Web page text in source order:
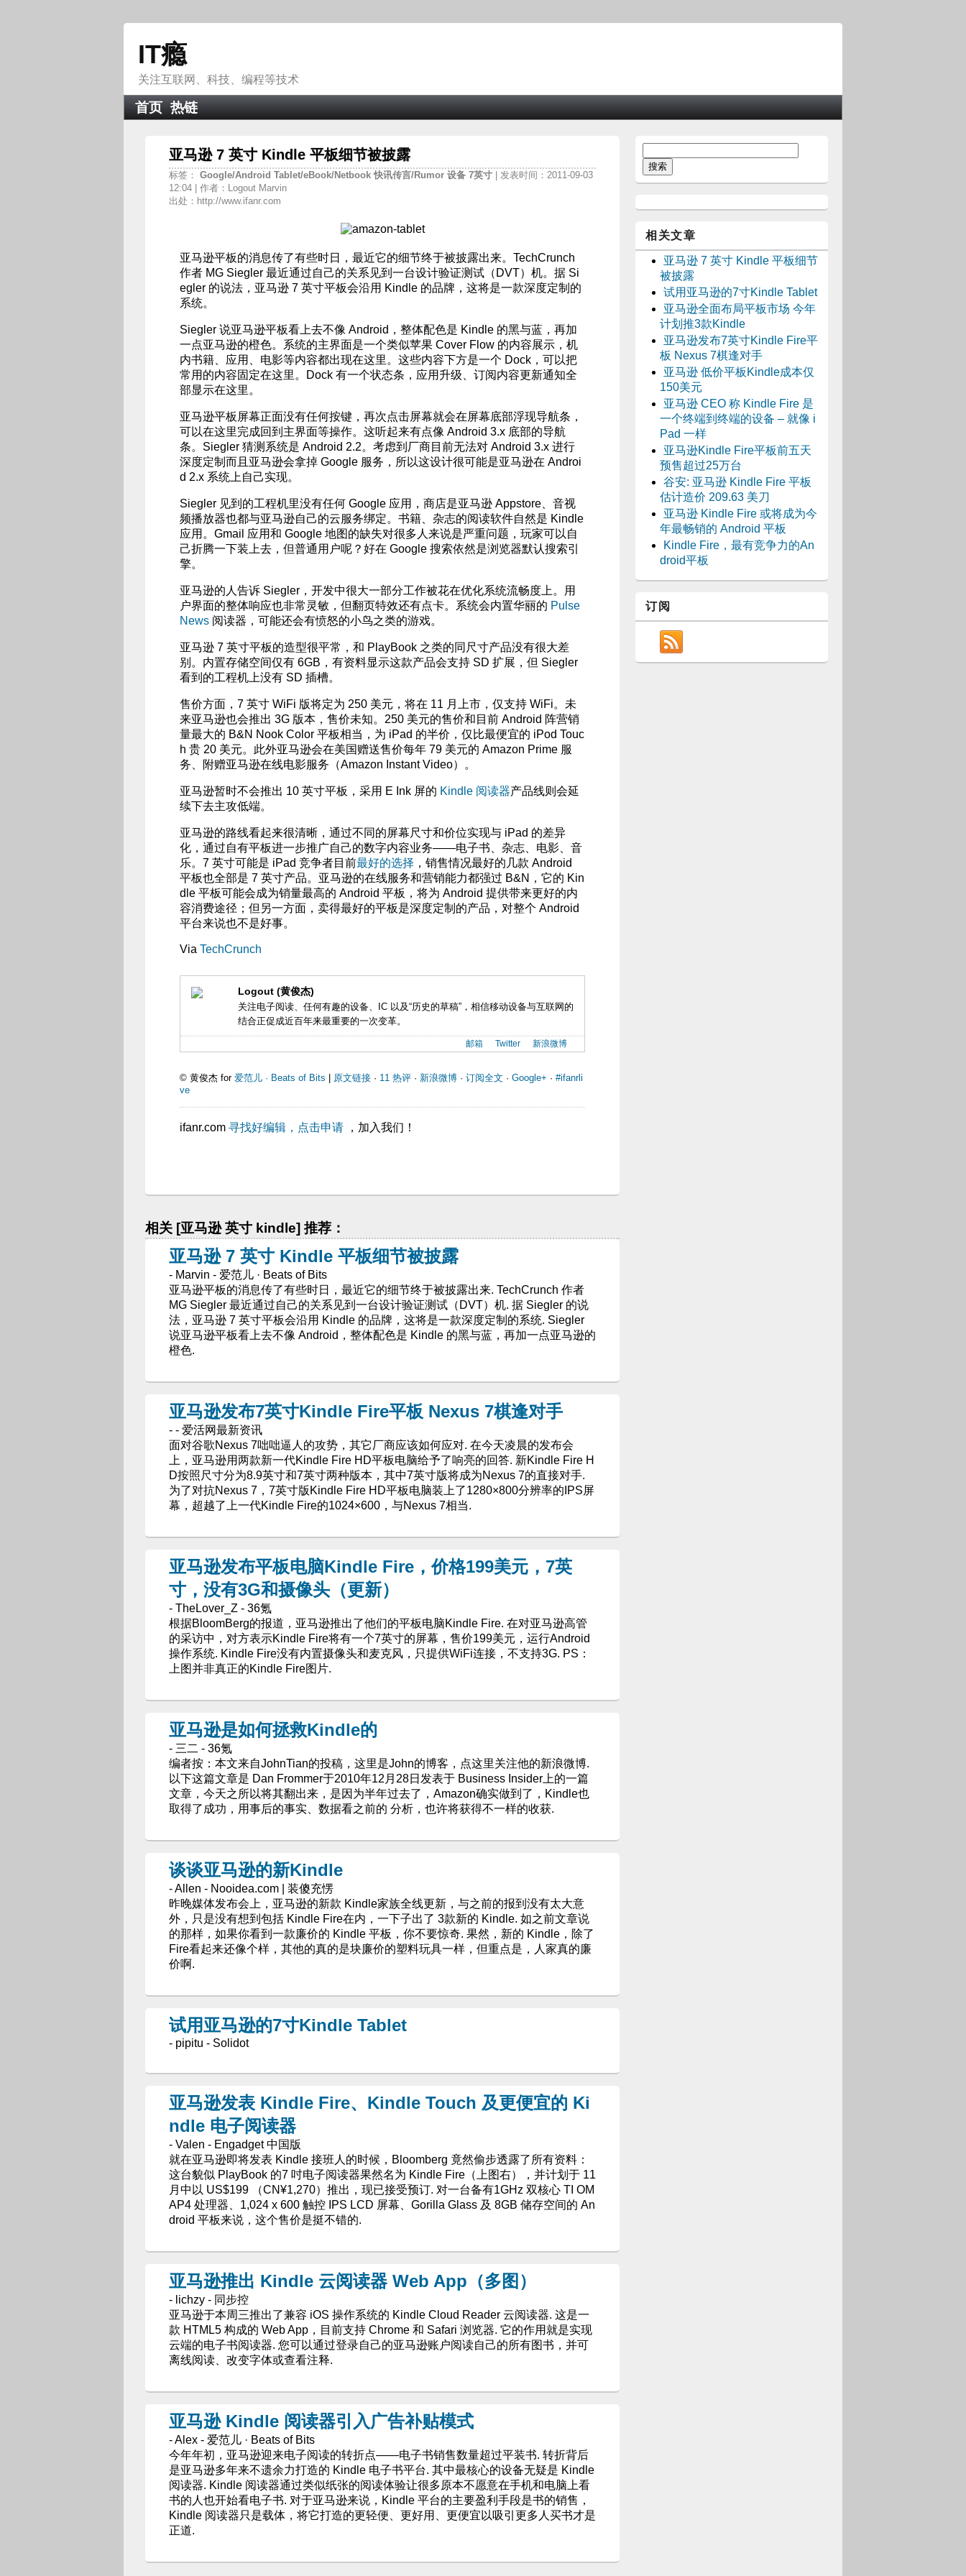
IT瘾
关注互联网、科技、编程等技术
首页 热链
亚马逊 7 英寸 Kindle 平板细节被披露
标签： Google/Android Tablet/eBook/Netbook快讯传言/Rumor 设备 7英寸
| 发表时间：2011-09-03
12:04 | 作者：Logout Marvin
出处：http://www.ifanr.com
亚马逊平板的消息传了有些时日，最近它的细节终于被披露出来。TechCrunch
作者 MG Siegler 最近通过自己的关系见到一台设计验证测试（DVT）机。据 Si
egler 的说法，亚马逊 7 英寸平板会沿用 Kindle 的品牌，这将是一款深度定制的
系统。
Siegler 说亚马逊平板看上去不像 Android，整体配色是 Kindle 的黑与蓝，再加
一点亚马逊的橙色。系统的主界面是一个类似苹果 Cover Flow 的内容展示，机
内书籍、应用、电影等内容都出现在这里。这些内容下方是一个 Dock，可以把
常用的内容固定在这里。Dock 有一个状态条，应用升级、订阅内容更新通知全
部显示在这里。
亚马逊平板屏幕正面没有任何按键，再次点击屏幕就会在屏幕底部浮现导航条，
可以在这里完成回到主界面等操作。这听起来有点像 Android 3.x 底部的导航
条。Siegler 猜测系统是 Android 2.2。考虑到厂商目前无法对 Android 3.x 进行
深度定制而且亚马逊会拿掉 Google 服务，所以这设计很可能是亚马逊在 Androi
d 2.x 系统上自己实现。
Siegler 见到的工程机里没有任何 Google 应用，商店是亚马逊 Appstore、音视
频播放器也都与亚马逊自己的云服务绑定。书籍、杂志的阅读软件自然是 Kindle
应用。Gmail 应用和 Google 地图的缺失对很多人来说是严重问题，玩家可以自
己折腾一下装上去，但普通用户呢？好在 Google 搜索依然是浏览器默认搜索引
擎。
亚马逊的人告诉 Siegler，开发中很大一部分工作被花在优化系统流畅度上。用
户界面的整体响应也非常灵敏，但翻页特效还有点卡。系统会内置华丽的 Pulse
News 阅读器，可能还会有愤怒的小鸟之类的游戏。
亚马逊 7 英寸平板的造型很平常，和 PlayBook 之类的同尺寸产品没有很大差
别。内置存储空间仅有 6GB，有资料显示这款产品会支持 SD 扩展，但 Siegler
看到的工程机上没有 SD 插槽。
售价方面，7 英寸 WiFi 版将定为 250 美元，将在 11 月上市，仅支持 WiFi。未
来亚马逊也会推出 3G 版本，售价未知。250 美元的售价和目前 Android 阵营销
量最大的 B&N Nook Color 平板相当，为 iPad 的半价，仅比最便宜的 iPod Touc
h 贵 20 美元。此外亚马逊会在美国赠送售价每年 79 美元的 Amazon Prime 服
务、附赠亚马逊在线电影服务（Amazon Instant Video）。
亚马逊暂时不会推出 10 英寸平板，采用 E Ink 屏的 Kindle 阅读器产品线则会延
续下去主攻低端。
亚马逊的路线看起来很清晰，通过不同的屏幕尺寸和价位实现与 iPad 的差异
化，通过自有平板进一步推广自己的数字内容业务——电子书、杂志、电影、音
乐。7 英寸可能是 iPad 竞争者目前最好的选择 ，销售情况最好的几款 Android
平板也全部是 7 英寸产品。亚马逊的在线服务和营销能力都强过 B&N，它的 Kin
dle 平板可能会成为销量最高的 Android 平板，将为 Android 提供带来更好的内
容消费途径；但另一方面，卖得最好的平板是深度定制的产品，对整个 Android
平台来说也不是好事。
Via TechCrunch
Logout (黄俊杰)
关注电子阅读、任何有趣的设备、IC 以及“历史的草稿”，相信移动设备与互联网的
结合正促成近百年来最重要的一次变革。
邮箱 Twitter 新浪微博
© 黄俊杰 for 爱范儿 · Beats of Bits 原文链接 · 11 热评 · 新浪微博 · 订阅全文 · Google+ · #ifanrli
ve
ifanr.com 寻找好编辑，点击申请 ，加入我们！
相关 [亚马逊 英寸 kindle] 推荐：
亚马逊 7 英寸 Kindle 平板细节被披露
- Marvin - 爱范儿 · Beats of Bits
亚马逊平板的消息传了有些时日，最近它的细节终于被披露出来. TechCrunch 作者
MG Siegler 最近通过自己的关系见到一台设计验证测试（DVT）机. 据 Siegler 的说
法，亚马逊 7 英寸平板会沿用 Kindle 的品牌，这将是一款深度定制的系统. Siegler
说亚马逊平板看上去不像 Android，整体配色是 Kindle 的黑与蓝，再加一点亚马逊的
橙色.
亚马逊发布7英寸Kindle Fire平板 Nexus 7棋逢对手
- - 爱活网最新资讯
面对谷歌Nexus 7咄咄逼人的攻势，其它厂商应该如何应对. 在今天凌晨的发布会
上，亚马逊用两款新一代Kindle Fire HD平板电脑给予了响亮的回答. 新Kindle Fire H
D按照尺寸分为8.9英寸和7英寸两种版本，其中7英寸版将成为Nexus 7的直接对手.
为了对抗Nexus 7，7英寸版Kindle Fire HD平板电脑装上了1280×800分辨率的IPS屏
幕，超越了上一代Kindle Fire的1024×600，与Nexus 7相当.
亚马逊发布平板电脑Kindle Fire，价格199美元，7英
寸，没有3G和摄像头（更新）
- TheLover_Z - 36氪
根据BloomBerg的报道，亚马逊推出了他们的平板电脑Kindle Fire. 在对亚马逊高管
的采访中，对方表示Kindle Fire将有一个7英寸的屏幕，售价199美元，运行Android
操作系统. Kindle Fire没有内置摄像头和麦克风，只提供WiFi连接，不支持3G. PS：
上图并非真正的Kindle Fire图片.
亚马逊是如何拯救Kindle的
- 三二 - 36氪
编者按：本文来自JohnTian的投稿，这里是John的博客，点这里关注他的新浪微博.
以下这篇文章是 Dan Frommer于2010年12月28日发表于 Business Insider上的一篇
文章，今天之所以将其翻出来，是因为半年过去了，Amazon确实做到了，Kindle也
取得了成功，用事后的事实、数据看之前的 分析，也许将获得不一样的收获.
谈谈亚马逊的新Kindle
- Allen - Nooidea.com | 装傻充愣
昨晚媒体发布会上，亚马逊的新款 Kindle家族全线更新，与之前的报到没有太大意
外，只是没有想到包括 Kindle Fire在内，一下子出了 3款新的 Kindle. 如之前文章说
的那样，如果你看到一款廉价的 Kindle 平板，你不要惊奇. 果然，新的 Kindle，除了
Fire看起来还像个样，其他的真的是块廉价的塑料玩具一样，但重点是，人家真的廉
价啊.
试用亚马逊的7寸Kindle Tablet
- pipitu - Solidot
亚马逊发表 Kindle Fire、Kindle Touch 及更便宜的 Ki
ndle 电子阅读器
- Valen - Engadget 中国版
就在亚马逊即将发表 Kindle 接班人的时候，Bloomberg 竟然偷步透露了所有资料：
这台貌似 PlayBook 的7 吋电子阅读器果然名为 Kindle Fire（上图右），并计划于 11
月中以 US$199 （CN¥1,270）推出，现已接受预订. 对一台备有1GHz 双核心 TI OM
AP4 处理器、1,024 x 600 触控 IPS LCD 屏幕、Gorilla Glass 及 8GB 储存空间的 An
dr​​oid 平板来说，这个售价是挺不错的.
亚马逊推出 Kindle 云阅读器 Web App（多图）
- lichzy - 同步控
亚马逊于本周三推出了兼容 iOS 操作系统的 Kindle Cloud Reader 云阅读器. 这是一
款 HTML5 构成的 Web App，目前支持 Chrome 和 Safari 浏览器. 它的作用就是实现
云端的电子书阅读器. 您可以通过登录自己的亚马逊账户阅读自己的所有图书，并可
离线阅读、改变字体或查看注释.
亚马逊 Kindle 阅读器引入广告补贴模式
- Alex - 爱范儿 · Beats of Bits
今年年初，亚马逊迎来电子阅读的转折点——电子书销售数量超过平装书. 转折背后
是亚马逊多年来不遗余力打造的 Kindle 电子书平台. 其中最核心的设备无疑是 Kindle
阅读器. Kindle 阅读器通过类似纸张的阅读体验让很多原本不愿意在手机和电脑上看
书的人也开始看电子书. 对于亚马逊来说，Kindle 平台的主要盈利手段是书的销售，
Kindle 阅读器只是载体，将它打造的更轻便、更好用、更便宜以吸引更多人买书才是
正道.
相关文章
亚马逊 7 英寸 Kindle 平板细节
被披露
试用亚马逊的7寸Kindle Tablet
亚马逊全面布局平板市场 今年
计划推3款Kindle
亚马逊发布7英寸Kindle Fire平
板 Nexus 7棋逢对手
亚马逊 低价平板Kindle成本仅
150美元
亚马逊 CEO 称 Kindle Fire 是
一个终端到终端的设备 – 就像 i
Pad 一样
亚马逊Kindle Fire平板前五天
预售超过25万台
谷安: 亚马逊 Kindle Fire 平板
估计造价 209.63 美刀
亚马逊 Kindle Fire 或将成为今
年最畅销的 Android 平板
Kindle Fire，最有竞争力的An
droid平板
订阅